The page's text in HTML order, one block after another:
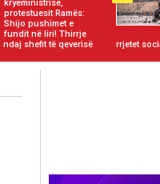
kryeministrisë,
protestuesit Ramës:
Shijo pushimet e
fundit në liri! Thirrje
ndaj shefit të qeverisë
rrjetet